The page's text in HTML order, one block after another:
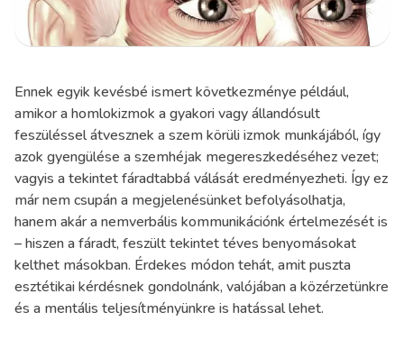
Ennek egyik kevésbé ismert következménye például,
amikor a homlokizmok a gyakori vagy állandósult
feszüléssel átvesznek a szem körüli izmok munkájából, így
azok gyengülése a szemhéjak megereszkedéséhez vezet;
vagyis a tekintet fáradtabbá válását eredményezheti. Így ez
már nem csupán a megjelenésünket befolyásolhatja,
hanem akár a nemverbális kommunikációnk értelmezését is
– hiszen a fáradt, feszült tekintet téves benyomásokat
kelthet másokban. Érdekes módon tehát, amit puszta
esztétikai kérdésnek gondolnánk, valójában a közérzetünkre
és a mentális teljesítményünkre is hatással lehet.